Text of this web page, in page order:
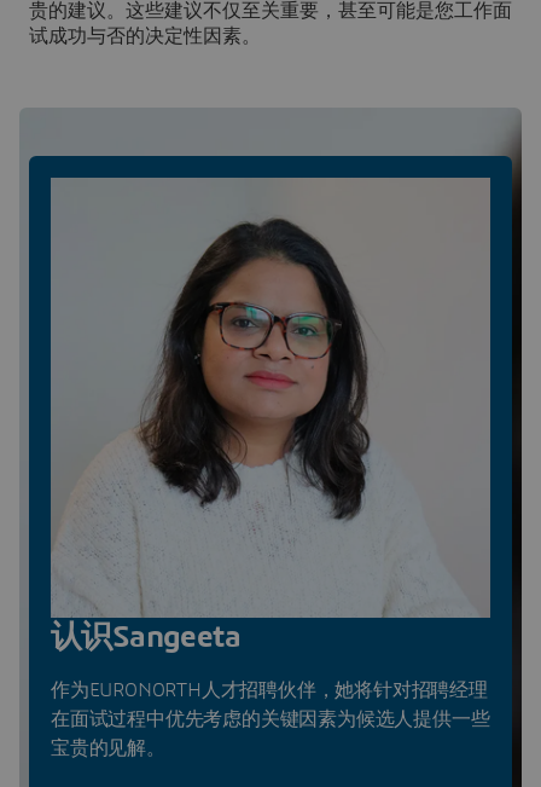
贵的建议。这些建议不仅至关重要，甚至可能是您工作面
试成功与否的决定性因素。
认识Sangeeta
作为EURONORTH人才招聘伙伴，她将针对招聘经理
在面试过程中优先考虑的关键因素为候选人提供一些
宝贵的见解。